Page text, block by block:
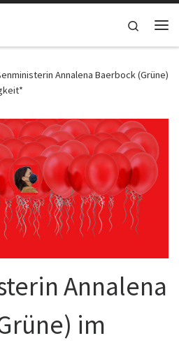
Search
Annalena Baerbock (Grüne)
Annalena
im